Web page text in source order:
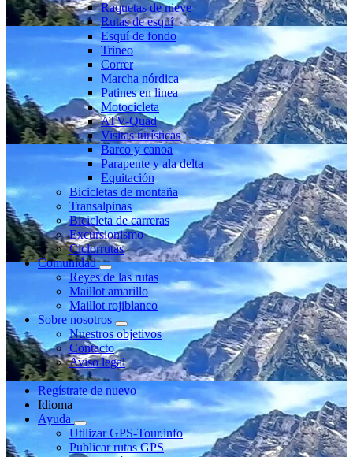
Raquetas de nieve
Rutas de esquí
Esquí de fondo
Trineo
Correr
Marcha nórdica
Patines en linea
Motocicleta
ATV-Quad
Visitas turísticas
Barco y canoa
Parapente y ala delta
Equitación
Bicicletas de montaña
Transalpinas
Bicicleta de carreras
Excursionismo
Ciclorrutas
Comunidad
Reyes de las rutas
Maillot amarillo
Maillot rojiblanco
Sobre nosotros
Nuestros objetivos
Contacto
Aviso legal
Regístrate de nuevo
Idioma
Ayuda
Utilizar GPS-Tour.info
Publicar rutas GPS